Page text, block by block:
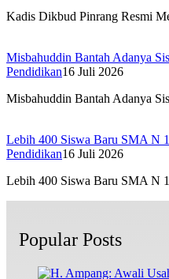
Kadis Dikbud Pinrang Resmi
Misbahuddin Bantah Adanya
Pendidikan16 Juli 2026
Misbahuddin Bantah Adanya
Lebih 400 Siswa Baru SMA N
Pendidikan16 Juli 2026
Lebih 400 Siswa Baru SMA N
Popular Posts